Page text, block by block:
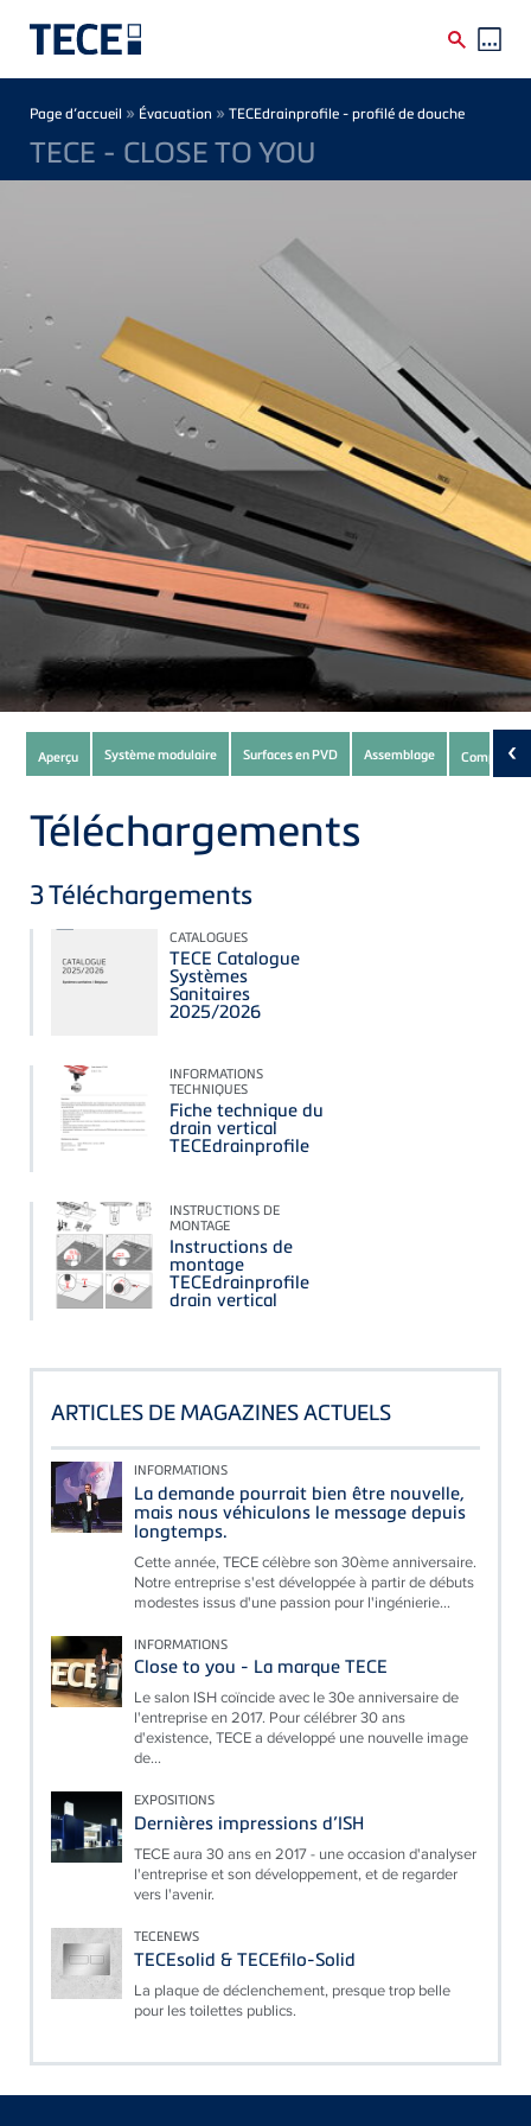
Skip to main content
Breadcrumb
Page d’accueil » Évacuation » TECEdrainprofile - profilé de douche
TECE - CLOSE TO YOU
Subnavigation
of
current
Product
Aperçu Système modulaire Surfaces en PVD Assemblage ‹
Téléchargements
3Téléchargements
CATALOGUES
TECE Catalogue
Systèmes
Sanitaires
2025/2026
INFORMATIONS
TECHNIQUES
Fiche technique du
drain vertical
TECEdrainprofile
INSTRUCTIONS DE
MONTAGE
Instructions de
montage
TECEdrainprofile
drain vertical
ARTICLES DE MAGAZINES ACTUELS
INFORMATIONS
La demande pourrait bien être nouvelle,
mais nous véhiculons le message depuis
longtemps.
Cette année, TECE célèbre son 30ème anniversaire.
Notre entreprise s'est développée à partir de débuts
modestes issus d'une passion pour l'ingénierie...
INFORMATIONS
Close to you - La marque TECE
Le salon ISH coïncide avec le 30e anniversaire de
l'entreprise en 2017. Pour célébrer 30 ans
d'existence, TECE a développé une nouvelle image
de...
EXPOSITIONS
Dernières impressions d’ISH
TECE aura 30 ans en 2017 - une occasion d'analyser
l'entreprise et son développement, et de regarder
vers l'avenir.
TECENEWS
TECEsolid & TECEfilo-Solid
La plaque de déclenchement, presque trop belle
pour les toilettes publics.